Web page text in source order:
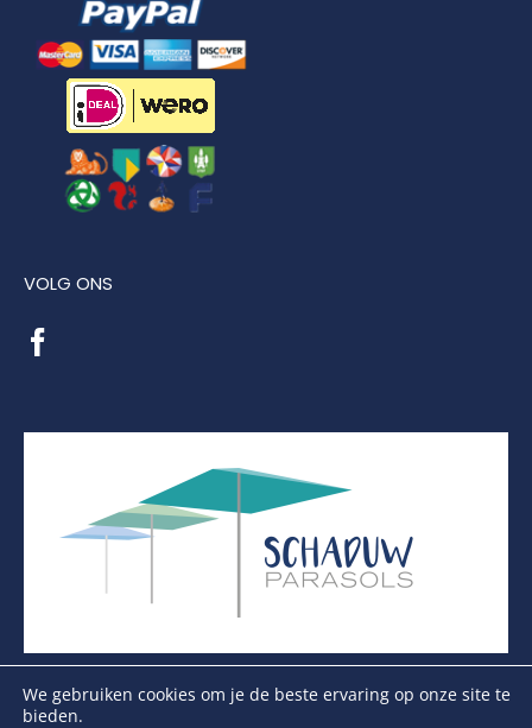
VOLG ONS
We gebruiken cookies om je de beste ervaring op onze site te
bieden.